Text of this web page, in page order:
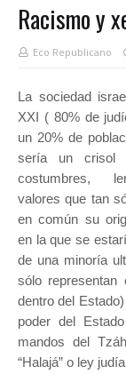
Racismo y
Eco Republicano
La sociedad
XXI ( 80% de
un 20% de
sería un crisol
costumbres,
valores que tan
en común su
en la que se
de una minoría
sólo
dentro del
poder del
mandos del
“Halajá” o ley